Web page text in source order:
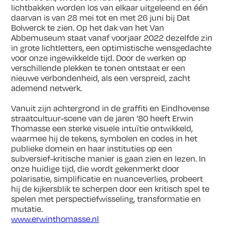
lichtbakken worden los van elkaar uitgeleend en één
daarvan is van 28 mei tot en met 26 juni bij Dat
Bolwerck te zien. Op het dak van het Van
Abbemuseum staat vanaf voorjaar 2022 dezelfde zin
in grote lichtletters, een optimistische wensgedachte
voor onze ingewikkelde tijd. Door de werken op
verschillende plekken te tonen ontstaat er een
nieuwe verbondenheid, als een verspreid, zacht
ademend netwerk.
Vanuit zijn achtergrond in de graffiti en Eindhovense
straatcultuur-scene van de jaren ’80 heeft Erwin
Thomasse een sterke visuele intuïtie ontwikkeld,
waarmee hij de tekens, symbolen en codes in het
publieke domein en haar instituties op een
subversief-kritische manier is gaan zien en lezen. In
onze huidige tijd, die wordt gekenmerkt door
polarisatie, simplificatie en nuanceverlies, probeert
hij de kijkersblik te scherpen door een kritisch spel te
spelen met perspectiefwisseling, transformatie en
mutatie.
www.erwinthomasse.nl